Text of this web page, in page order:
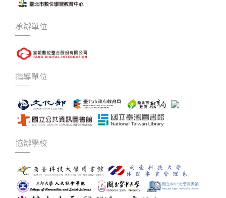
承辦單位
指導單位
協辦學校